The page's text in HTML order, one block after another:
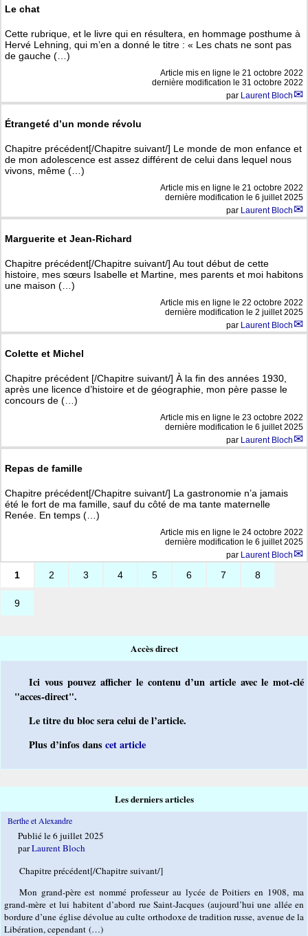
Le chat
Cette rubrique, et le livre qui en résultera, en hommage posthume à
Hervé Lehning, qui m’en a donné le titre : « Les chats ne sont pas
de gauche (…)
Article mis en ligne le 21 octobre 2022
dernière modification le 31 octobre 2022
par Laurent Bloch
Étrangeté d’un monde révolu
Chapitre précédent[/Chapitre suivant/] Le monde de mon enfance et
de mon adolescence est assez différent de celui dans lequel nous
vivons, même (…)
Article mis en ligne le 21 octobre 2022
dernière modification le 6 juillet 2025
par Laurent Bloch
Marguerite et Jean-Richard
Chapitre précédent[/Chapitre suivant/] Au tout début de cette
histoire, mes sœurs Isabelle et Martine, mes parents et moi habitons
une maison (…)
Article mis en ligne le 22 octobre 2022
dernière modification le 2 juillet 2025
par Laurent Bloch
Colette et Michel
Chapitre précédent [/Chapitre suivant/] À la fin des années 1930,
après une licence d’histoire et de géographie, mon père passe le
concours de (…)
Article mis en ligne le 23 octobre 2022
dernière modification le 6 juillet 2025
par Laurent Bloch
Repas de famille
Chapitre précédent[/Chapitre suivant/] La gastronomie n’a jamais
été le fort de ma famille, sauf du côté de ma tante maternelle
Renée. En temps (…)
Article mis en ligne le 24 octobre 2022
dernière modification le 6 juillet 2025
par Laurent Bloch
1 2 3 4 5 6 7 8
9
Accès direct
Ici vous pouvez afficher le contenu d’un article avec le mot-clé
"acces-direct".
Le titre du bloc sera celui de l’article.
Plus d’infos danscet article
Les derniers articles
Berthe et Alexandre
Publié le 6 juillet 2025
parLaurent Bloch
Chapitre précédent[/Chapitre suivant/]
Mon grand-père est nommé professeur au lycée de Poitiers en 1908, ma
grand-mère et lui habitent d’abord rue Saint-Jacques (aujourd’hui une allée en
bordure d’une église dévolue au culte orthodoxe de tradition russe, avenue de la
Libération, cependant (…)